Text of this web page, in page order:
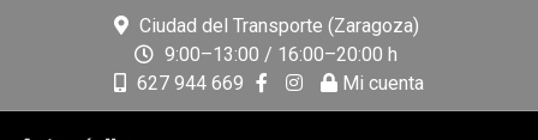
Ciudad del Transporte (Zaragoza)
9:00–13:00 / 16:00–20:00 h
627 944 669
Mi cuenta